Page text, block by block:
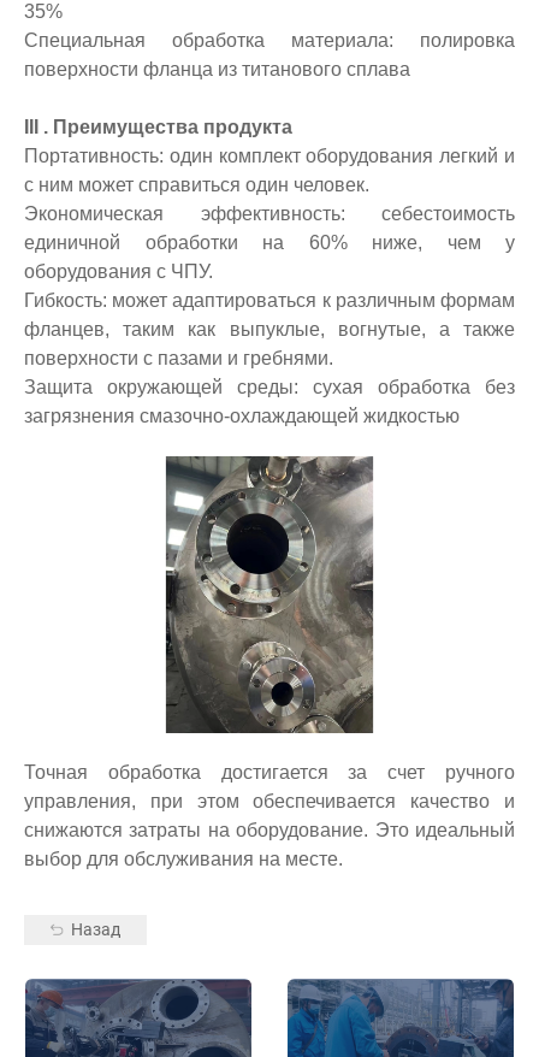
35%
Специальная обработка материала: полировка
поверхности фланца из титанового сплава
. Преимущества продукта
Портативность: один комплект оборудования легкий и
с ним может справиться один человек.
Экономическая эффективность: себестоимость
единичной обработки на 60% ниже, чем у
оборудования с ЧПУ.
Гибкость: может адаптироваться к различным формам
фланцев, таким как выпуклые, вогнутые, а также
поверхности с пазами и гребнями.
Защита окружающей среды: сухая обработка без
загрязнения смазочно-охлаждающей жидкостью
Точная обработка достигается за счет ручного
управления, при этом обеспечивается качество и
снижаются затраты на оборудование. Это идеальный
выбор для обслуживания на месте.
Назад